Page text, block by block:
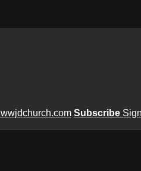
wwjdchurch.com Subscribe